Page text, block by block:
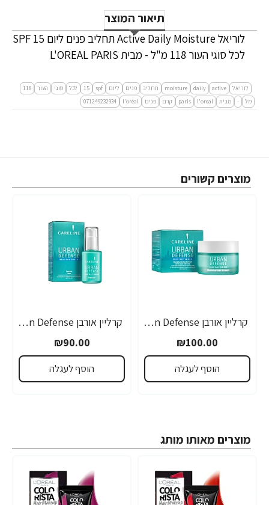
תיאור המוצר
לוריאל Active Daily Moisture תחליב פנים ליום SPF 15
לכל סוגי העור 118 מ"ל - מבית L'OREAL PARIS
לוריאל active
daily
moisture תחליב פנים ליום spf
15 לכל סוגי העור
118
מל
- מבית l'oreal
paris קרם פנים l'oréal
071249232934
מוצרים קשורים
קרליין אורבן Urban Defense קרם יום SPF25 לעור פנים 50 מ"ל - מבית CARELINE
₪100.00
הוסף לעגלה
קרליין אורבן Urban Defense סרום לעור פנים 30 מ"ל - מבית CARELINE
₪90.00
הוסף לעגלה
מוצרים מאותו מותג